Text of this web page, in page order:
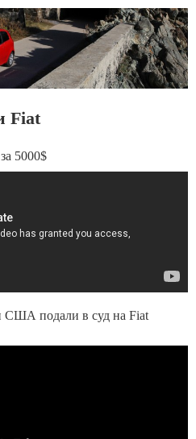
Fiat
5000$
США подали в суд на Fiat